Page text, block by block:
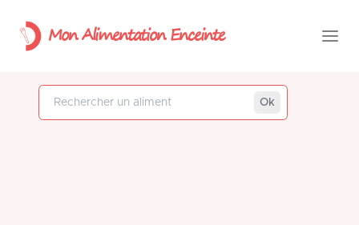
Mon Alimentation Enceinte
Rechercher un aliment
Ok